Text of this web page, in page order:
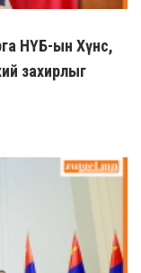
НҮБ-ын Хүнс,
захирлыг